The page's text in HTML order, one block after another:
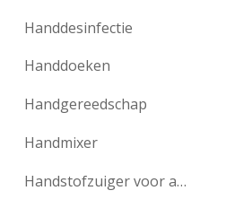
Handdesinfectie
Handdoeken
Handgereedschap
Handmixer
Handstofzuiger voor auto